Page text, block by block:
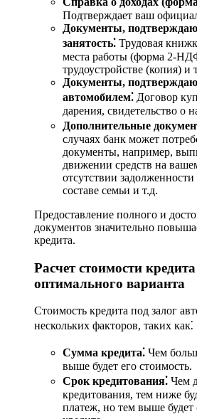
Подтверждает ваш
Документы,
занятость⁚ Трудовая
места работы (форма 2-
трудоустройстве (копия) и
Документы,
автомобилем⁚ Договор
дарения, свидетельство о
Дополнительные
случаях банк может
документы, например,
движении средств на
отсутствии
составе семьи и т.д.
Предоставление полного и
документов значительно
кредита.
Расчет стоимости
оптимального варианта
Стоимость кредита под залог
нескольких факторов, таких как⁚
Сумма кредита⁚ Чем
выше будет его стоимость.
Срок кредитования⁚ Чем
кредитования, тем ниже
платеж, но тем выше будет